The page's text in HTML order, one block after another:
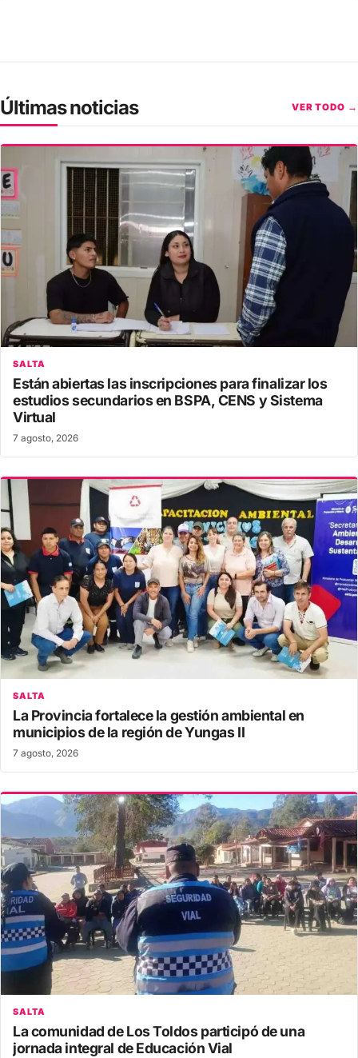
Últimas noticias VER TODO →
SALTA
Están abiertas las inscripciones para finalizar los
estudios secundarios en BSPA, CENS y Sistema
Virtual
7 agosto, 2026
SALTA
La Provincia fortalece la gestión ambiental en
municipios de la región de Yungas II
7 agosto, 2026
SALTA
La comunidad de Los Toldos participó de una
jornada integral de Educación Vial